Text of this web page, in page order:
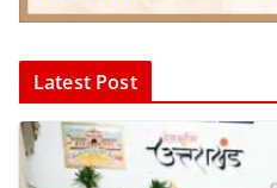
Latest Post